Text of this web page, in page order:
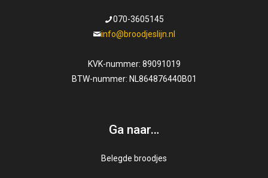
op
de
070-3605145
info@broodjeslijn.nl
KVK-nummer: 89091019
BTW-nummer: NL864876440B01
Ga naar…
Belegde broodjes